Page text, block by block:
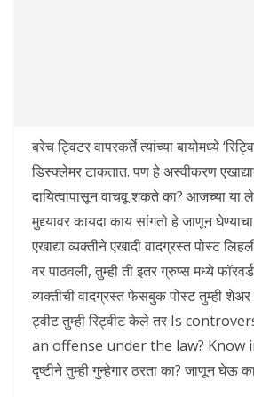
बरेच ट्विटर वापरकर्ते त्यांच्या बायोमध्ये
डिस्क्लेमर टाकतात. पण हे अस्वीकरण
दायित्वापासून वाचवू शकते का? आजच्या
मुद्द्यावर कायदा काय सांगतो हे जाणून
एखाद्या व्यक्तीने एखादी वादग्रस्त पोस्ट
वर पाठवली, तुम्ही ती इतर ग्रुप्स मध्ये
व्यक्तीची वादग्रस्त फेसबुक पोस्ट तुम्ही
ट्वीट तुम्ही रिट्वीट केले तर Is
an offense under the law? Know in
दृष्टीने तुम्ही गुन्हेगार ठरता का? जाणून घेऊ